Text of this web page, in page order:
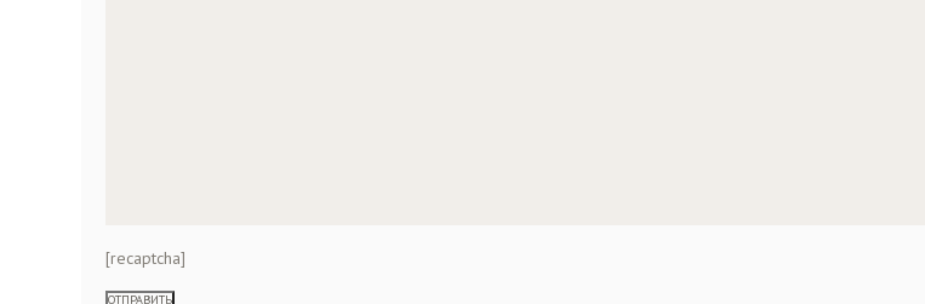
[recaptcha]